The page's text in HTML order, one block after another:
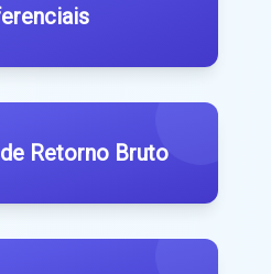
Retorno Bruto